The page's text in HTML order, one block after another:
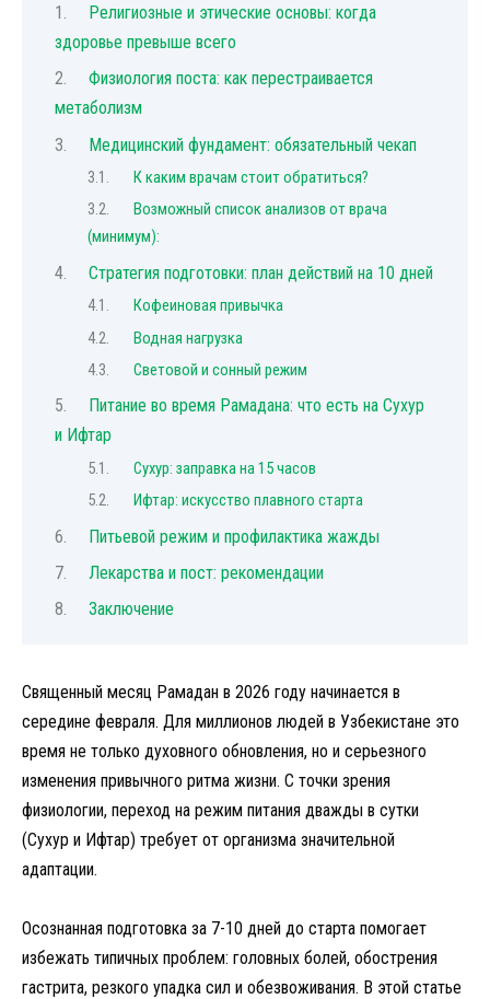
Религиозные и этические основы: когда
здоровье превыше всего
Физиология поста: как перестраивается
метаболизм
Медицинский фундамент: обязательный чекап
К каким врачам стоит обратиться?
Возможный список анализов от врача
(минимум):
Стратегия подготовки: план действий на 10 дней
Кофеиновая привычка
Водная нагрузка
Световой и сонный режим
Питание во время Рамадана: что есть на Сухур
и Ифтар
Сухур: заправка на 15 часов
Ифтар: искусство плавного старта
Питьевой режим и профилактика жажды
Лекарства и пост: рекомендации
Заключение
Священный месяц Рамадан в 2026 году начинается в
середине февраля. Для миллионов людей в Узбекистане это
время не только духовного обновления, но и серьезного
изменения привычного ритма жизни. С точки зрения
физиологии, переход на режим питания дважды в сутки
(Сухур и Ифтар) требует от организма значительной
адаптации.
Осознанная подготовка за 7-10 дней до старта помогает
избежать типичных проблем: головных болей, обострения
гастрита, резкого упадка сил и обезвоживания. В этой статье